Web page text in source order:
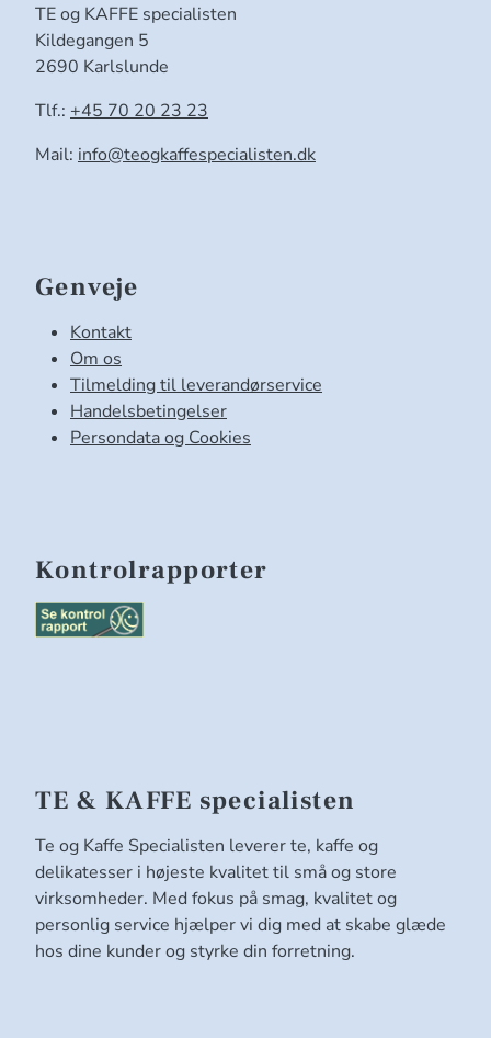
TE og KAFFE specialisten
Kildegangen 5
2690 Karlslunde
Tlf.: +45 70 20 23 23
Mail: info@teogkaffespecialisten.dk
Genveje
Kontakt
Om os
Tilmelding til leverandørservice
Handelsbetingelser
Persondata og Cookies
Kontrolrapporter
TE & KAFFE specialisten
Te og Kaffe Specialisten leverer te, kaffe og
delikatesser i højeste kvalitet til små og store
virksomheder. Med fokus på smag, kvalitet og
personlig service hjælper vi dig med at skabe glæde
hos dine kunder og styrke din forretning.